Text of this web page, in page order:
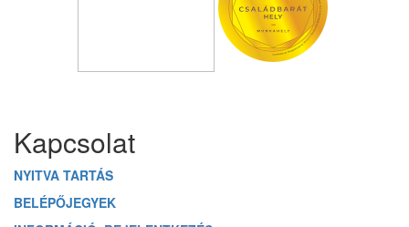
Kapcsolat
NYITVA TARTÁS
BELÉPŐJEGYEK